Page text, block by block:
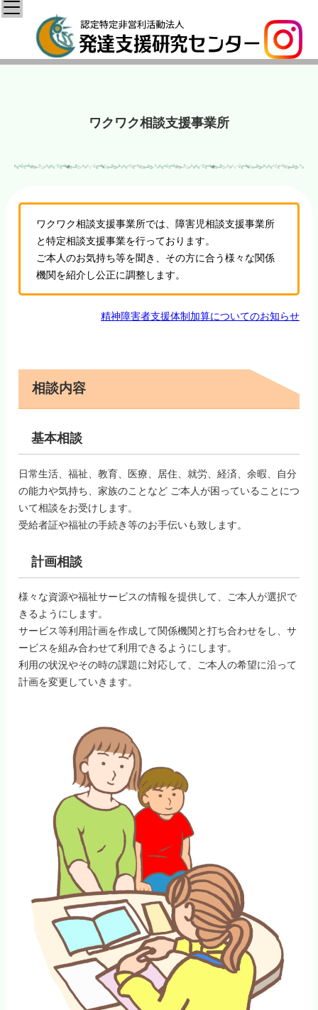
ワクワク相談支援事業所
ワクワク相談支援事業所では、障害児相談支援事業所
と特定相談支援事業を行っております。
ご本人のお気持ち等を聞き、その方に合う様々な関係
機関を紹介し公正に調整します。
精神障害者支援体制加算についてのお知らせ
相談内容
基本相談
日常生活、福祉、教育、医療、居住、就労、経済、余暇、自分
の能力や気持ち、家族のことなど ご本人が困っていることにつ
いて相談をお受けします。
受給者証や福祉の手続き等のお手伝いも致します。
計画相談
様々な資源や福祉サービスの情報を提供して、ご本人が選択で
きるようにします。
サービス等利用計画を作成して関係機関と打ち合わせをし、サ
ービスを組み合わせて利用できるようにします。
利用の状況やその時の課題に対応して、ご本人の希望に沿って
計画を変更していきます。